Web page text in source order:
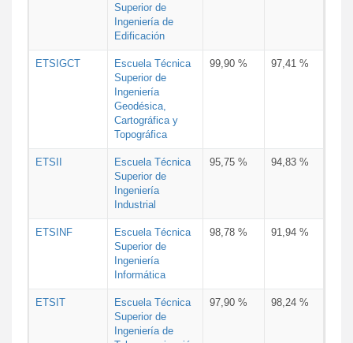
Superior de
Ingeniería de
Edificación
ETSIGCT
Escuela Técnica
Superior de
Ingeniería
Geodésica,
Cartográfica y
Topográfica
99,90 % 97,41 %
ETSII
Escuela Técnica
Superior de
Ingeniería
Industrial
95,75 % 94,83 %
ETSINF
Escuela Técnica
Superior de
Ingeniería
Informática
98,78 % 91,94 %
ETSIT
Escuela Técnica
Superior de
Ingeniería de
97,90 % 98,24 %